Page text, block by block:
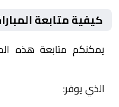
كيفية متابعة
يمكنكم متابعة هذه
الذي يوفر: